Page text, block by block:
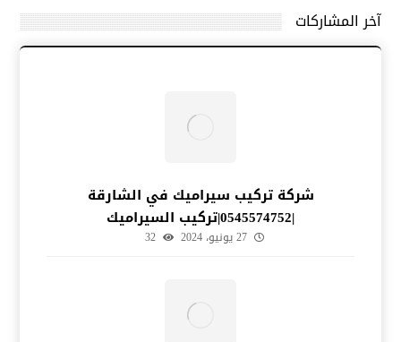
آخر المشاركات
شركة تركيب سيراميك في الشارقة
|0545574752|تركيب السيراميك
27 يونيو، 2024 32